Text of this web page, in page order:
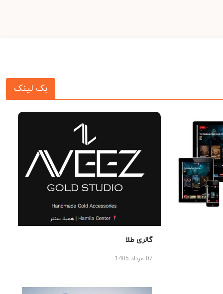
بک لینک
گالری طلا
07 مرداد 1405